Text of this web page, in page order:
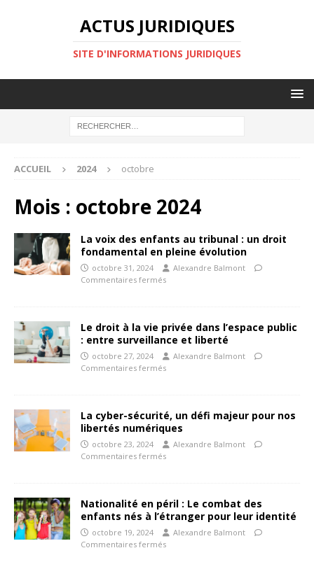
ACTUS JURIDIQUES
SITE D'INFORMATIONS JURIDIQUES
ACCUEIL 2024 octobre
Mois : octobre 2024
La voix des enfants au tribunal : un droit
fondamental en pleine évolution
octobre 31, 2024
Alexandre Balmont
Commentaires fermés
Le droit à la vie privée dans l’espace public
: entre surveillance et liberté
octobre 27, 2024
Alexandre Balmont
Commentaires fermés
La cyber-sécurité, un défi majeur pour nos
libertés numériques
octobre 23, 2024
Alexandre Balmont
Commentaires fermés
Nationalité en péril : Le combat des
enfants nés à l’étranger pour leur identité
octobre 19, 2024
Alexandre Balmont
Commentaires fermés